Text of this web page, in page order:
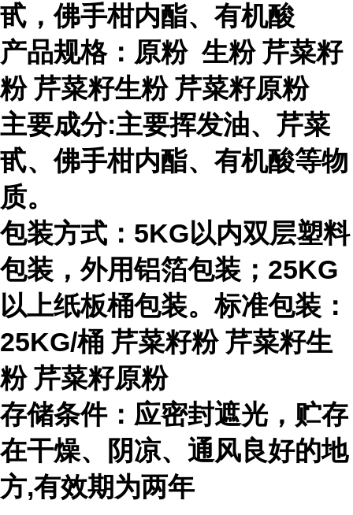
甙，佛手柑内酯、有机酸
产品规格：原粉 生粉 芹菜籽
粉 芹菜籽生粉 芹菜籽原粉
主要成分:主要挥发油、芹菜
甙、佛手柑内酯、有机酸等物
质。
包装方式：5KG以内双层塑料
包装，外用铝箔包装；25KG
以上纸板桶包装。标准包装：
25KG/桶 芹菜籽粉 芹菜籽生
粉 芹菜籽原粉
存储条件：应密封遮光，贮存
在干燥、阴凉、通风良好的地
方,有效期为两年